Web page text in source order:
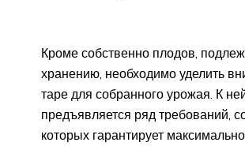
Кроме собственно плодов,
хранению, необходимо уделить
таре для собранного урожая. К
предъявляется ряд требований,
которых гарантирует максимально